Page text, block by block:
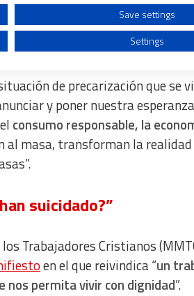
en unamesa de
reflexionemos sobre el
el trabajo”.
de precarización que se
y poner nuestra
consumo responsable, la
al masa, transforman la
suicidado?”
Trabajadores Cristianos
en el que reivindica “un
nos permita vivir con dignidad”.
of data from different sources
Save settings
Settings